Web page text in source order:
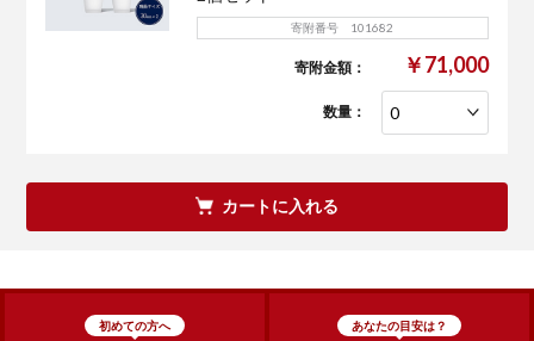
寄附番号 101682
寄附金額： ￥71,000
数量：
カートに入れる
初めての方へ あなたの目安は？